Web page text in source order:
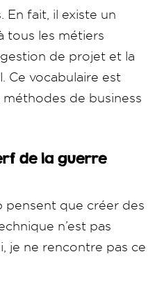
En fait, il existe un
tous les métiers
de projet et la
Ce vocabulaire est
de business
de la guerre
pensent que créer des
n’est pas
je ne rencontre pas ce